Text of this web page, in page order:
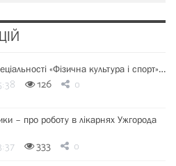
«Фізична культура і спорт»…
126 0
– про роботу в лікарнях Ужгорода
333 0